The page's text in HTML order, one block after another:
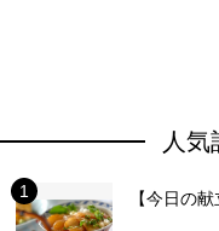
人
【今日の